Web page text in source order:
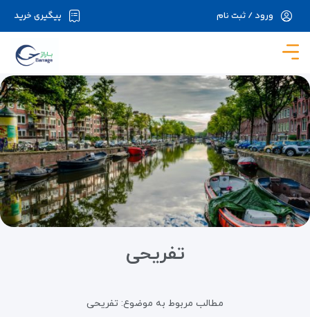
در حال حاضر ارتباط با سرور قطع می باشد لطفا
پیگیری خرید ورود / ثبت نام
تفریحی
مطالب مربوط به موضوع: تفریحی